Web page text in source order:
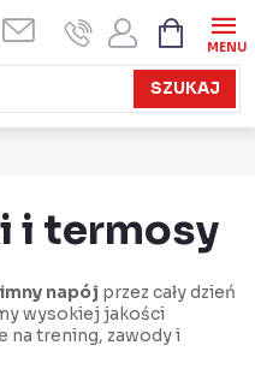
SZUKAJ
i termosy
napój przez cały dzień
wysokiej jakości
na trening, zawody i